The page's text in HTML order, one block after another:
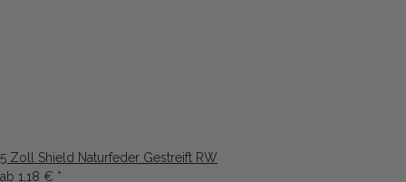
5 Zoll Shield Naturfeder Gestreift RW
ab 1,18 € *